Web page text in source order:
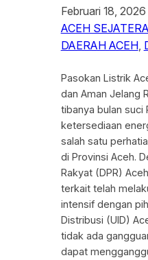
Februari 18, 2026
ACEH SEJATERA
DAERAH ACEH,
Pasokan Listrik
dan Aman Jelang
tibanya bulan suci
ketersediaan
salah satu
di Provinsi Aceh.
Rakyat (DPR)
terkait telah
intensif dengan
Distribusi (UID)
tidak ada
dapat